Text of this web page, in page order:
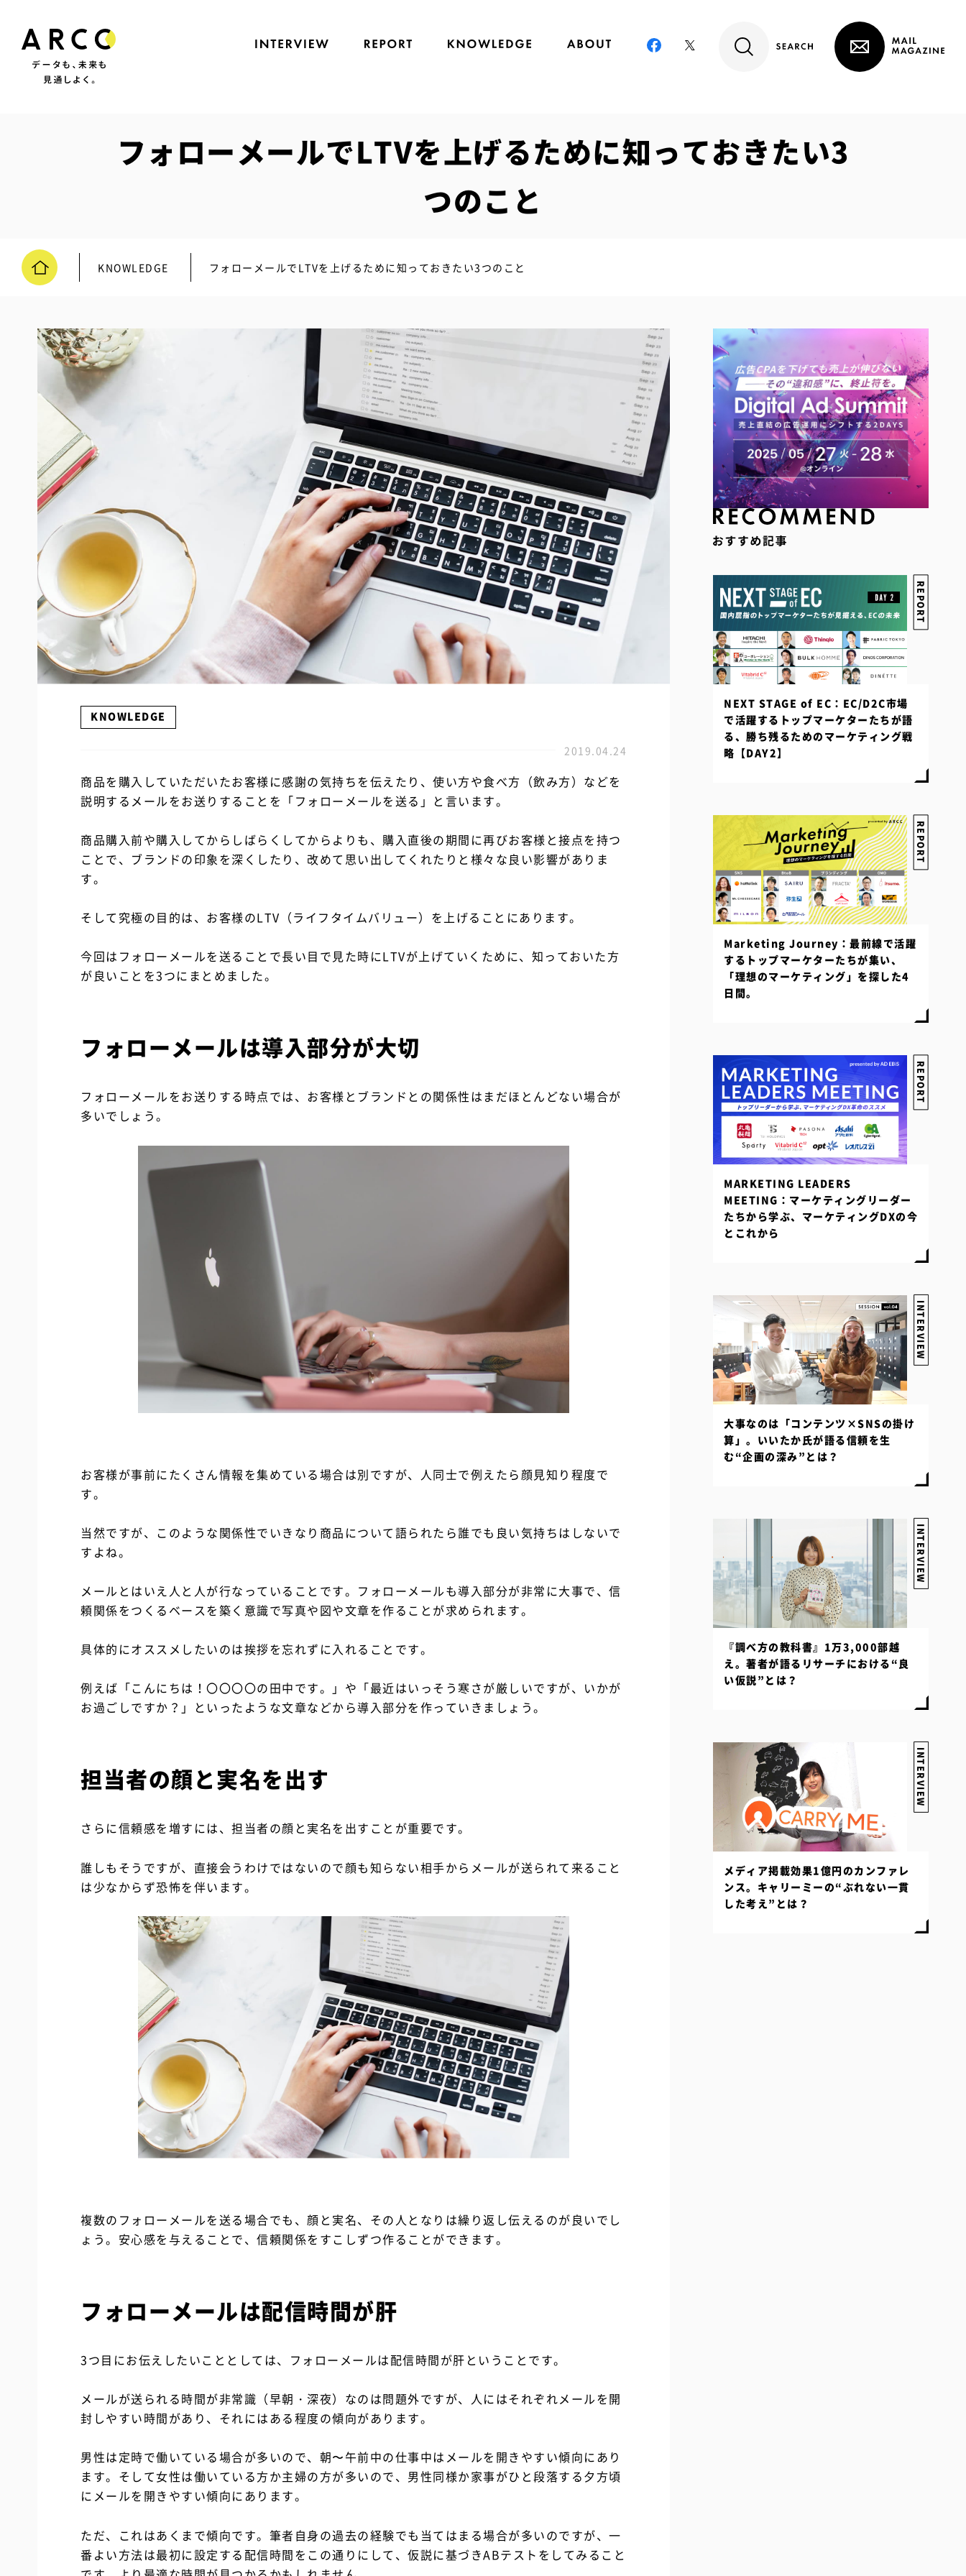
フォローメールでLTVを上げるために知っておきたい3
つのこと
KNOWLEDGE フォローメールでLTVを上げるために知っておきたい3つのこと
KNOWLEDGE
2019.04.24
商品を購入していただいたお客様に感謝の気持ちを伝えたり、使い方や食べ方（飲み方）などを
説明するメールをお送りすることを「フォローメールを送る」と言います。
商品購入前や購入してからしばらくしてからよりも、購入直後の期間に再びお客様と接点を持つ
ことで、ブランドの印象を深くしたり、改めて思い出してくれたりと様々な良い影響がありま
す。
そして究極の目的は、お客様のLTV（ライフタイムバリュー）を上げることにあります。
今回はフォローメールを送ることで長い目で見た時にLTVが上げていくために、知っておいた方
が良いことを3つにまとめました。
フォローメールは導入部分が大切
フォローメールをお送りする時点では、お客様とブランドとの関係性はまだほとんどない場合が
多いでしょう。
お客様が事前にたくさん情報を集めている場合は別ですが、人同士で例えたら顔見知り程度で
す。
当然ですが、このような関係性でいきなり商品について語られたら誰でも良い気持ちはしないで
すよね。
メールとはいえ人と人が行なっていることです。フォローメールも導入部分が非常に大事で、信
頼関係をつくるベースを築く意識で写真や図や文章を作ることが求められます。
具体的にオススメしたいのは挨拶を忘れずに入れることです。
例えば「こんにちは！〇〇〇〇の田中です。」や「最近はいっそう寒さが厳しいですが、いかが
お過ごしですか？」といったような文章などから導入部分を作っていきましょう。
担当者の顔と実名を出す
さらに信頼感を増すには、担当者の顔と実名を出すことが重要です。
誰しもそうですが、直接会うわけではないので顔も知らない相手からメールが送られて来ること
は少なからず恐怖を伴います。
複数のフォローメールを送る場合でも、顔と実名、その人となりは繰り返し伝えるのが良いでし
ょう。安心感を与えることで、信頼関係をすこしずつ作ることができます。
フォローメールは配信時間が肝
3つ目にお伝えしたいこととしては、フォローメールは配信時間が肝ということです。
メールが送られる時間が非常識（早朝・深夜）なのは問題外ですが、人にはそれぞれメールを開
封しやすい時間があり、それにはある程度の傾向があります。
男性は定時で働いている場合が多いので、朝〜午前中の仕事中はメールを開きやすい傾向にあり
ます。そして女性は働いている方か主婦の方が多いので、男性同様か家事がひと段落する夕方頃
にメールを開きやすい傾向にあります。
ただ、これはあくまで傾向です。筆者自身の過去の経験でも当てはまる場合が多いのですが、一
番よい方法は最初に設定する配信時間をこの通りにして、仮説に基づきABテストをしてみること
INTERVIEW
メディア掲載効果1億円のカンファレ
ンス。キャリーミーの“ぶれない一貫
した考え”とは？
INTERVIEW
『調べ方の教科書』1万3,000部越
え。著者が語るリサーチにおける“良
い仮説”とは？
INTERVIEW
大事なのは「コンテンツ×SNSの掛け
算」。いいたか氏が語る信頼を生
む“企画の深み”とは？
REPORT
MARKETING LEADERS
MEETING：マーケティングリーダー
たちから学ぶ、マーケティングDXの今
とこれから
REPORT
Marketing Journey：最前線で活躍
するトップマーケターたちが集い、
「理想のマーケティング」を探した4
日間。
REPORT
NEXT STAGE of EC：EC/D2C市場
で活躍するトップマーケターたちが語
る、勝ち残るためのマーケティング戦
略【DAY2】